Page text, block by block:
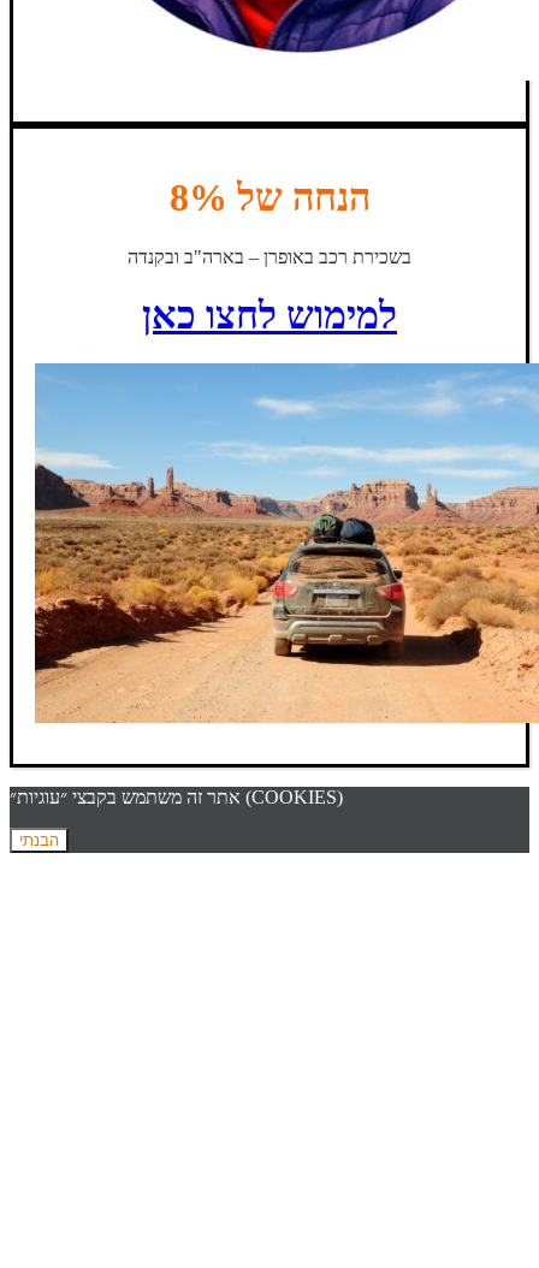
הנחה של 8%
בשכירת רכב באופרן – בארה"ב ובקנדה
למימוש לחצו כאן
אתר זה משתמש בקבצי ״עוגיות״ (COOKIES)
הבנתי